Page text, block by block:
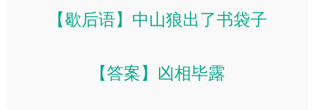
【歇后语】中山狼出了书袋子
【答案】凶相毕露